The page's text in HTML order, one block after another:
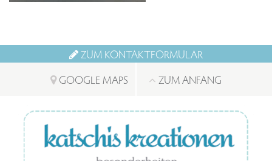
ZUM KONTAKTFORMULAR
GOOGLE MAPS
ZUM ANFANG